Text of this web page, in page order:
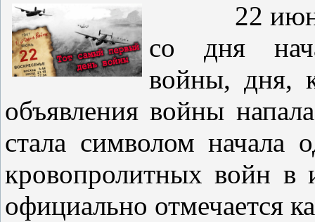
22
со дня
войны, дня,
объявления войны
стала символом начала
кровопролитных войн в
официально отмечается